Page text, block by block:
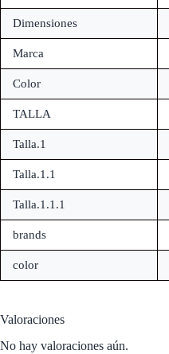
Dimensiones
Marca
Color
TALLA
Talla.1
Talla.1.1
Talla.1.1.1
brands
color
Valoraciones
No hay valoraciones aún.